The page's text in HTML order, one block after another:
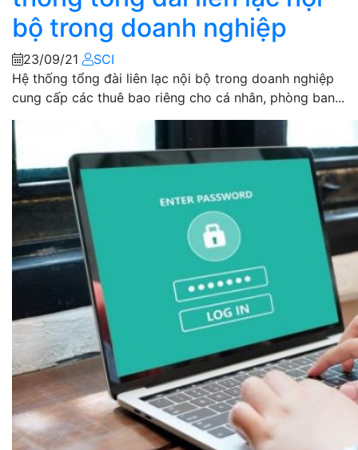
bộ trong doanh nghiệp
23/09/21
SCI
Hệ thống tổng đài liên lạc nội bộ trong doanh nghiệp
cung cấp các thuê bao riêng cho cá nhân, phòng ban...